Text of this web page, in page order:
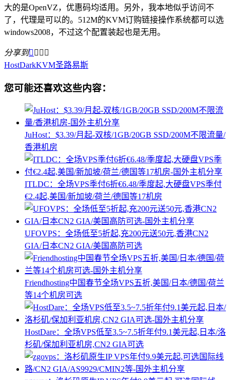
大的是OpenVZ，优惠码均适用。另外，我本地似乎访问不
了，代理是可以的。512M的KVM订购链接操作系统都可以选
windows2008，不过这个配置装起也是无用。
分享到   
HostDarkKVM圣路易斯
您可能还喜欢这些内容：
JuHost：$3.39/月起-双核/1GB/20GB SSD/200M不限流量/
香港机房
ITLDC：全场VPS季付6折€6.48/季度起,大硬盘VPS季付
€2.4起,美国/新加坡/荷兰/德国等17机房
UFOVPS：全场低至5折起,充200元送50元,香港CN2
GIA/日本CN2 GIA/美国高防可选
Friendhosting中国春节全场VPS五折,美国/日本/德国/荷兰
等14个机房可选
HostDare：全场VPS低至3.5~7.5折年付9.1美元起,日本/洛
杉矶/保加利亚机房,CN2 GIA可选